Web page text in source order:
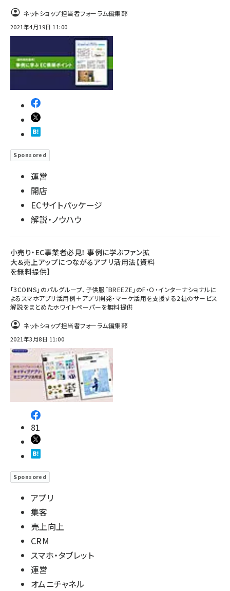
ネットショップ担当者フォーラム編集部
2021年4月19日 11:00
Sponsored
運営
開店
ECサイトパッケージ
解説・ノウハウ
小売り・EC事業者必見！ 事例に学ぶファン拡
大＆売上アップにつながるアプリ活用法【資料
を無料提供】
「3COINS」のパルグループ、子供服「BREEZE」のF・Ｏ・インターナショナルに
よるスマホアプリ活用例＋アプリ開発・マーケ活用を支援する2社のサービス
解説をまとめたホワイトペーパーを無料提供
ネットショップ担当者フォーラム編集部
2021年3月8日 11:00
81
Sponsored
アプリ
集客
売上向上
CRM
スマホ・タブレット
運営
オムニチャネル